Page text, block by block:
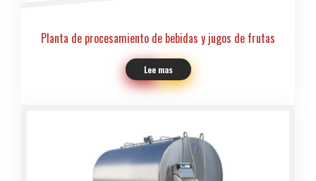
Planta de procesamiento de bebidas y jugos de frutas
Lee mas